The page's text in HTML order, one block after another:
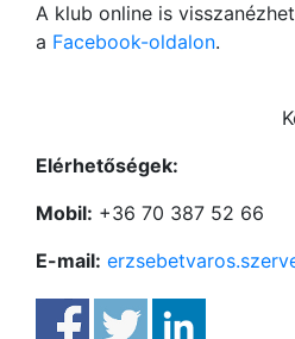
A klub online is
a Facebook-oldalon.
Elérhetőségek:
Mobil: +36 70 387 52 66
E-mail: